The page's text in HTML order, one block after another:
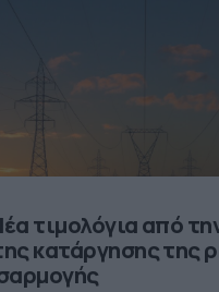
τιμολόγια από
κατάργησης της